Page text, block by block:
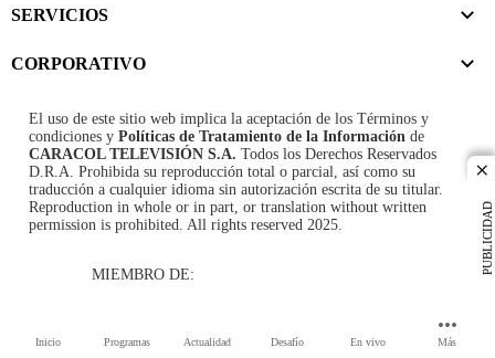
Inicio Programas Actualidad Desafío En vivo Más
PUBLICIDAD
SERVICIOS
CORPORATIVO
El uso de este sitio web implica la aceptación de los Términos y
condiciones y Políticas de Tratamiento de la Información de
CARACOL TELEVISIÓN S.A. Todos los Derechos Reservados
D.R.A. Prohibida su reproducción total o parcial, así como su
traducción a cualquier idioma sin autorización escrita de su titular.
Reproduction in whole or in part, or translation without written
permission is prohibited. All rights reserved 2025.
MIEMBRO DE: